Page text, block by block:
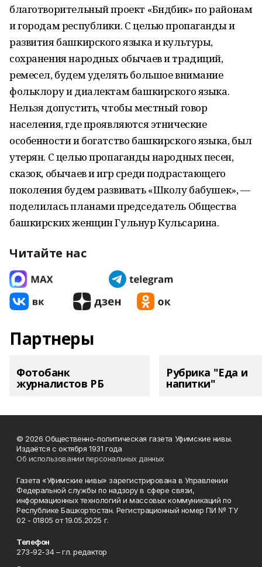
благотворительный проект «Бәндәбикә» по районам
и городам республики. С целью пропаганды и
развития башкирского языка и культуры,
сохранения народных обычаев и традиций,
ремесел, будем уделять большое внимание
фольклору и диалектам башкирского языка.
Нельзя допустить, чтобы местный говор
населения, где проявляются этнические
особенности и богатство башкирского языка, был
утерян. С целью пропаганды народных песен,
сказок, обычаев и игр среди подрастающего
поколения будем развивать «Школу бабушек», —
поделилась планами председатель Общества
башкирских женщин Гульнур Кульсарина.
Читайте нас
Партнеры
Фотобанк
журналистов РБ
Рубрика "Еда и
напитки"
© 2026 Общественно-политическая газета Уфимские нивы.
Издаётся с октября 1931 года
Об использовании персональных данных
Газета «Уфимские нивы» зарегистрирована в Управлении
Федеральной службы по надзору в сфере связи,
информационных технологий и массовых коммуникаций по
Республике Башкортостан. Регистрационный номер ПИ № ТУ
02 - 01805 от 19.05.2025 г.
Телефон
273-92-34 – гл. редактор